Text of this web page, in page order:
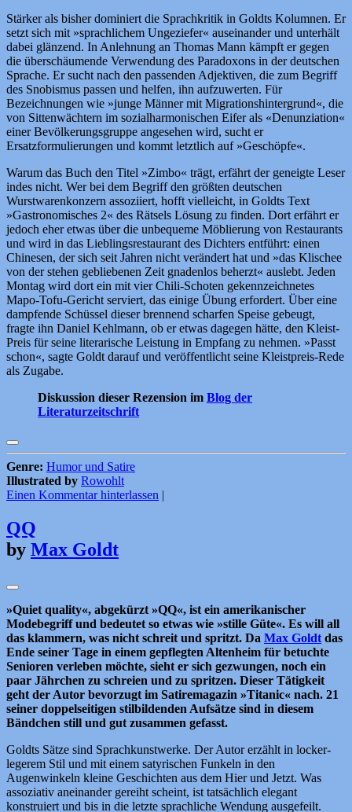
Stärker als bisher dominiert die Sprachkritik in Goldts Kolumnen. Er
setzt sich mit »sprachlichem Ungeziefer« auseinander und unterhält
dabei glänzend. In Anlehnung an Thomas Mann kämpft er gegen
die überschäumende Verwendung des Paradoxons in der deutschen
Sprache. Er sucht nach den passenden Adjektiven, die zum Begriff
des Snobismus passen und helfen, ihn aufzuwerten. Für
Bezeichnungen wie »junge Männer mit Migrationshintergrund«, die
von Sittenwächtern im sozialharmonischen Eifer als «Denunziation«
einer Bevölkerungsgruppe angesehen wird, sucht er
Ersatzformulierungen und kommt letztlich auf »Geschöpfe«.
Warum das Buch den Titel »Zimbo« trägt, erfährt der geneigte Leser
indes nicht. Wer bei dem Begriff den größten deutschen
Wurstwarenkonzern assoziiert, hofft vielleicht, in Goldts Text
»Gastronomisches 2« des Rätsels Lösung zu finden. Dort erfährt er
jedoch eher etwas über die unbequeme Möblierung von Restaurants
und wird in das Lieblingsrestaurant des Dichters entführt: einen
Chinesen, der sich seit Jahren nicht verändert hat und »das Klischee
von der stehen gebliebenen Zeit gnadenlos beherzt« auslebt. Jeden
Montag wird dort ein mit vier Chili-Schoten gekennzeichnetes
Mapo-Tofu-Gericht serviert, das einige Übung erfordert. Über eine
dampfende Schüssel dieser brennend scharfen Speise gebeugt,
fragte ihn Daniel Kehlmann, ob er etwas dagegen hätte, den Kleist-
Preis für seine literarische Leistung in Empfang zu nehmen. »Passt
schon«, sagte Goldt darauf und veröffentlicht seine Kleistpreis-Rede
als Zugabe.
Diskussion dieser Rezension im Blog der
Literaturzeitschrift
Genre: Humor und Satire
Illustrated by Rowohlt
Einen Kommentar hinterlassen |
QQ
by Max Goldt
»Quiet quality«, abgekürzt »QQ«, ist ein amerikanischer
Modebegriff und bedeutet so etwas wie »stille Güte«. Es will all
das klammern, was nicht schreit und spritzt. Da Max Goldt das
Ende seiner Tage in einem gepflegten Altenheim für betuchte
Senioren verleben möchte, sieht er sich gezwungen, noch ein
paar Jährchen zu schreien und zu spritzen. Dieser Tätigkeit
geht der Autor bevorzugt im Satiremagazin »Titanic« nach. 21
seiner doppelseitigen stilbildenden Aufsätze sind in diesem
Bändchen still und gut zusammen gefasst.
Goldts Sätze sind Sprachkunstwerke. Der Autor erzählt in locker-
legerem Stil und mit einem satyrischen Funkeln in den
Augenwinkeln kleine Geschichten aus dem Hier und Jetzt. Was
assoziativ aneinander gereiht scheint, ist tatsächlich elegant
konstruiert und bis in die letzte sprachliche Wendung ausgefeilt.